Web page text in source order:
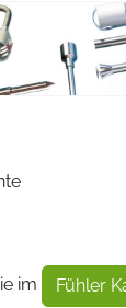
im Fühler